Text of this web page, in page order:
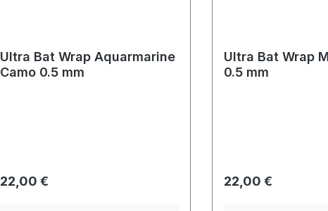
Ultra Bat Wrap Aquarmarine
Camo 0.5 mm
Regulärer Preis:
22,00 €
Ultra Bat Wrap
0.5 mm
Regulärer Preis:
22,00 €